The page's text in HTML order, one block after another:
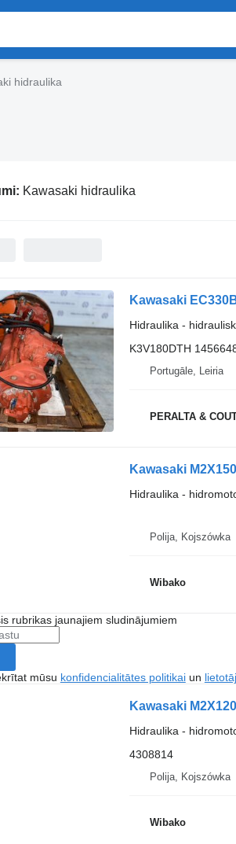
hidraulika
Kawasaki hidraulika
Kawasaki
Hidraulika -
K3V180DTH
Portugāle, Leiria
PERALTA &
Kawasaki
Hidraulika -
Polija, Kojszówka
Wibako
rubrikas jaunajiem sludinājumiem
mūsu konfidencialitātes politikaiun
Kawasaki
Hidraulika -
4308814
Polija, Kojszówka
Wibako